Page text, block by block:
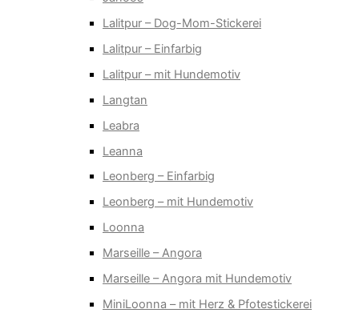
Lalitpur – Dog-Mom-Stickerei
Lalitpur – Einfarbig
Lalitpur – mit Hundemotiv
Langtan
Leabra
Leanna
Leonberg – Einfarbig
Leonberg – mit Hundemotiv
Loonna
Marseille – Angora
Marseille – Angora mit Hundemotiv
MiniLoonna – mit Herz & Pfotestickerei